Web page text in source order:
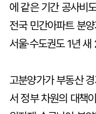
에 같은 기간 공사비
전국 민간아파트 분
서울·수도권도 1년
고분양가가 부동산
서 정부 차원의 대책